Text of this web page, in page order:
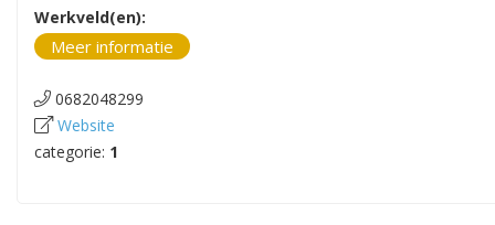
Werkveld(en):
Meer informatie
0682048299
Website
categorie: 1